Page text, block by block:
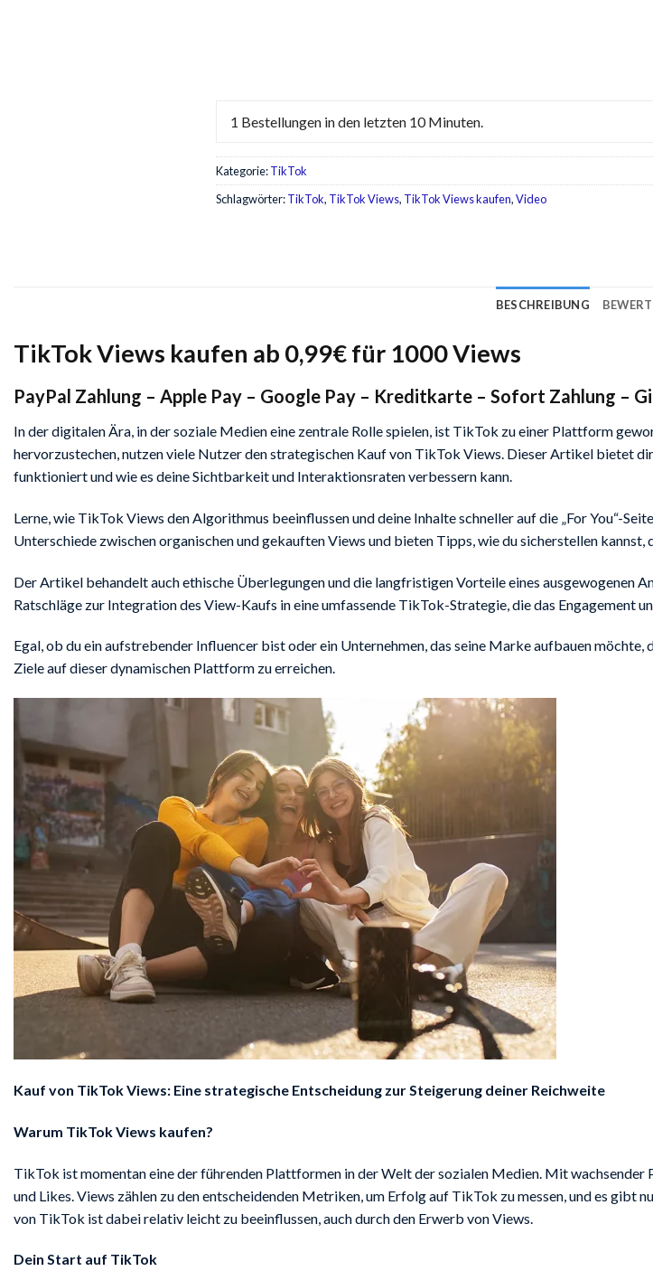
1 Bestellungen in den letzten 10 Minuten.
Kategorie:TikTok
Schlagwörter:TikTok, TikTok Views, TikTok Views kaufen,Video
BESCHREIBUNG
TikTok Views kaufen ab 0,99€ für 1000 Views
PayPal Zahlung – Apple Pay – Google Pay – Kreditkarte – Sofort Zahlung –
In der digitalen Ära, in der soziale Medien eine zentrale Rolle spielen, ist TikTok zu einer Plattform
hervorzustechen, nutzen viele Nutzer den strategischen Kauf von TikTok Views. Dieser Artikel bietet
funktioniert und wie es deine Sichtbarkeit und Interaktionsraten verbessern kann.
Lerne, wie TikTok Views den Algorithmus beeinflussen und deine Inhalte schneller auf die „For You“-
Unterschiede zwischen organischen und gekauften Views und bieten Tipps, wie du sicherstellen
Der Artikel behandelt auch ethische Überlegungen und die langfristigen Vorteile eines ausgewogenen
Ratschläge zur Integration des View-Kaufs in eine umfassende TikTok-Strategie, die das Engagement
Egal, ob du ein aufstrebender Influencer bist oder ein Unternehmen, das seine Marke aufbauen
Ziele auf dieser dynamischen Plattform zu erreichen.
Kauf von TikTok Views: Eine strategische Entscheidung zur Steigerung deiner Reichweite
Warum TikTok Views kaufen?
TikTok ist momentan eine der führenden Plattformen in der Welt der sozialen Medien. Mit
und Likes. Views zählen zu den entscheidenden Metriken, um Erfolg auf TikTok zu messen, und es
von TikTok ist dabei relativ leicht zu beeinflussen, auch durch den Erwerb von Views.
Dein Start auf TikTok